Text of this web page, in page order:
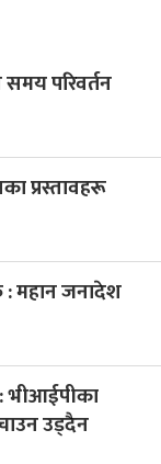
परिवर्तन
प्रस्तावहरू
महान जनादेश
भीआईपीका
उड्दैन